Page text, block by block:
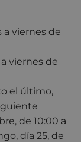
a viernes de
viernes de
el último,
de 10:00 a
día 25, de